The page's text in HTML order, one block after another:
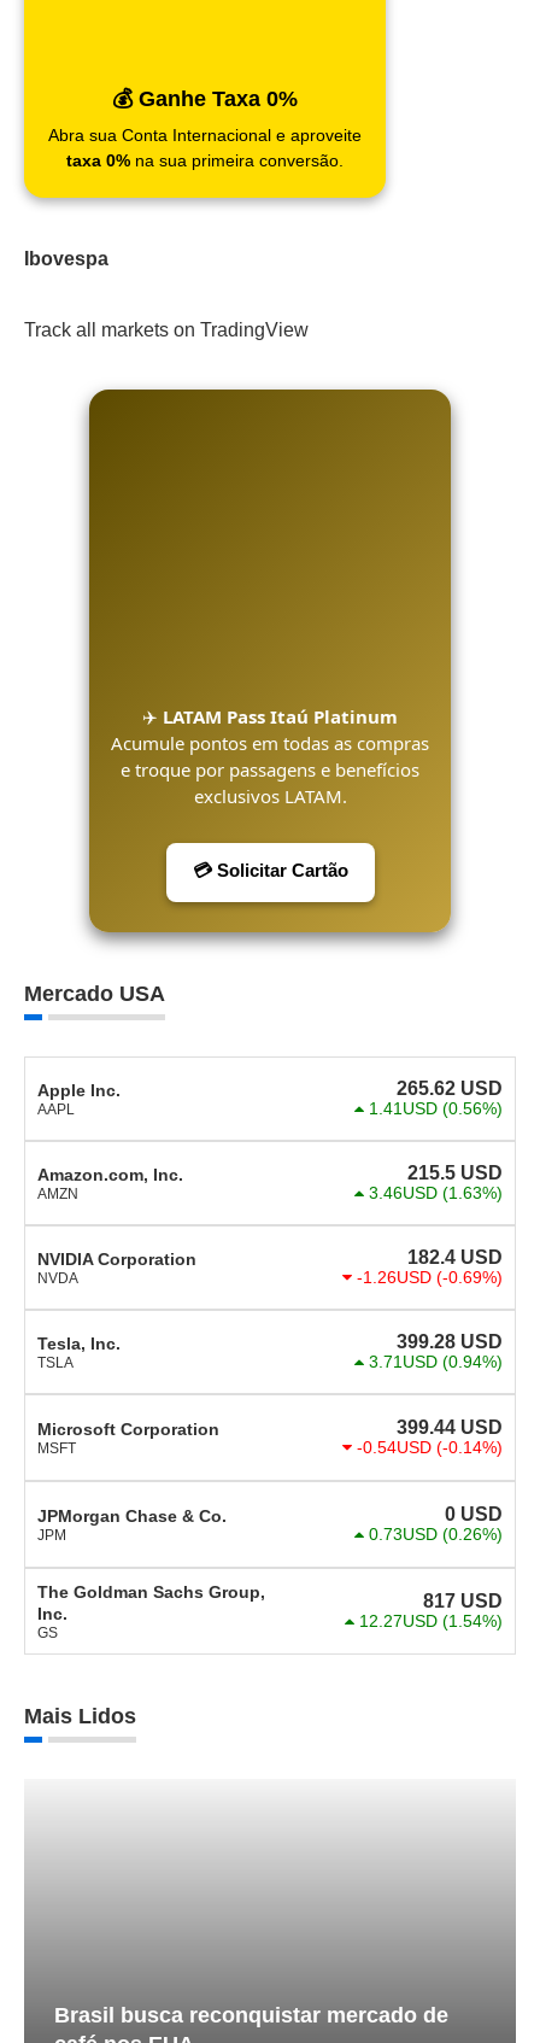
💰 Ganhe Taxa 0%
Abra sua Conta Internacional e aproveite
taxa 0% na sua primeira conversão.
Ibovespa
Track all markets on TradingView
✈️ LATAM Pass Itaú Platinum
Acumule pontos em todas as compras
e troque por passagens e benefícios
exclusivos LATAM.
💳 Solicitar Cartão
Mercado USA
Apple Inc.
AAPL
265.62 USD
1.41USD (0.56%)
Amazon.com, Inc.
AMZN
215.5 USD
3.46USD (1.63%)
NVIDIA Corporation
NVDA
182.4 USD
-1.26USD (-0.69%)
Tesla, Inc.
TSLA
399.28 USD
3.71USD (0.94%)
Microsoft Corporation
MSFT
399.44 USD
-0.54USD (-0.14%)
JPMorgan Chase & Co.
JPM
0 USD
0.73USD (0.26%)
The Goldman Sachs Group,
Inc.
GS
817 USD
12.27USD (1.54%)
Mais Lidos
Brasil busca reconquistar mercado de